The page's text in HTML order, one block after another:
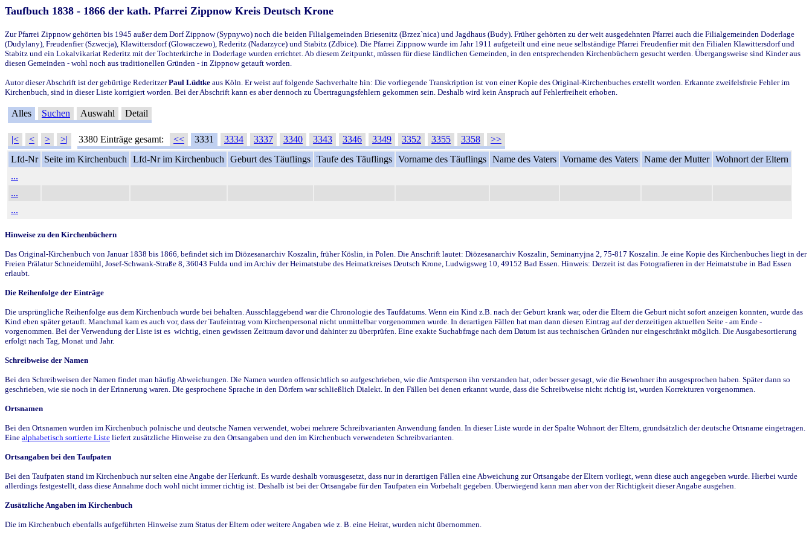
Taufbuch 1838 - 1866 der kath. Pfarrei Zippnow Kreis Deutsch Krone
Zur Pfarrei Zippnow gehörten bis 1945 außer dem Dorf Zippnow (Sypnywo) noch die beiden Filialgemeinden Briesenitz (Brzez`nica) und Jagdhaus (Budy). Früher gehörten zu der weit ausgedehnten Pfarrei auch die Filialgemeinden Doderlage
(Dudylany), Freudenfier (Szwecja), Klawittersdorf (Glowaczewo), Rederitz (Nadarzyce) und Stabitz (Zdbice). Die Pfarrei Zippnow wurde im Jahr 1911 aufgeteilt und eine neue selbständige Pfarrei Freudenfier mit den Filialen Klawittersdorf und
Stabitz und ein Lokalvikariat Rederitz mit der Tochterkirche in Doderlage wurden errichtet. Ab diesem Zeitpunkt, müssen für diese ländlichen Gemeinden, in den entsprechenden Kirchenbüchern gesucht werden. Übergangsweise sind Kinder aus
diesen Gemeinden - wohl noch aus traditionellen Gründen - in Zippnow getauft worden.
Autor dieser Abschrift ist der gebürtige RederitzerPaul Lüdtke aus Köln. Er weist auf folgende Sachverhalte hin: Die vorliegende Transkription ist von einer Kopie des Original-Kirchenbuches erstellt worden. Erkannte zweifelsfreie Fehler im
Kirchenbuch, sind in dieser Liste korrigiert worden. Bei der Abschrift kann es aber dennoch zu Übertragungsfehlern gekommen sein. Deshalb wird kein Anspruch auf Fehlerfreiheit erhoben.
Alles Suchen Auswahl Detail
|< < > >| 3380 Einträge gesamt: << 3331 3334 3337 3340 3343 3346 3349 3352 3355 3358
>>
Lfd-Nr
Seite im Kirchenbuch Lfd-Nr im Kirchenbuch Geburt des Täuflings Taufe des Täuflings Vorname des Täuflings Name des Vaters Vorname des Vaters Name der Mutter Wohnort der Eltern
...
...
...
Hinweise zu den Kirchenbüchern
Das Original-Kirchenbuch von Januar 1838 bis 1866, befindet sich im Diözesanarchiv Koszalin, früher Köslin, in Polen. Die Anschrift lautet: Diözesanarchiv Koszalin, Seminarryjna 2, 75-817 Koszalin. Je eine Kopie des Kirchenbuches liegt in der
Freien Prälatur Schneidemühl, Josef-Schwank-Straße 8, 36043 Fulda und im Archiv der Heimatstube des Heimatkreises Deutsch Krone, Ludwigsweg 10, 49152 Bad Essen. Hinweis: Derzeit ist das Fotografieren in der Heimatstube in Bad Essen
erlaubt.
Die Reihenfolge der Einträge
Die ursprüngliche Reihenfolge aus dem Kirchenbuch wurde bei behalten. Ausschlaggebend war die Chronologie des Taufdatums. Wenn ein Kind z.B. nach der Geburt krank war, oder die Eltern die Geburt nicht sofort anzeigen konnten, wurde das
Kind eben später getauft. Manchmal kam es auch vor, dass der Taufeintrag vom Kirchenpersonal nicht unmittelbar vorgenommen wurde. In derartigen Fällen hat man dann diesen Eintrag auf der derzeitigen aktuellen Seite - am Ende -
vorgenommen. Bei der Verwendung der Liste ist es wichtig, einen gewissen Zeitraum davor und dahinter zu überprüfen. Eine exakte Suchabfrage nach dem Datum ist aus technischen Gründen nur eingeschränkt möglich. Die Ausgabesortierung
erfolgt nach Tag, Monat und Jahr.
Schreibweise der Namen
Bei den Schreibweisen der Namen findet man häufig Abweichungen. Die Namen wurden offensichtlich so aufgeschrieben, wie die Amtsperson ihn verstanden hat, oder besser gesagt, wie die Bewohner ihn ausgesprochen haben. Später dann so
geschrieben, wie sie noch in der Erinnerung waren. Die gesprochene Sprache in den Dörfern war schließlich Dialekt. In den Fällen bei denen erkannt wurde, dass die Schreibweise nicht richtig ist, wurden Korrekturen vorgenommen.
Ortsnamen
Bei den Ortsnamen wurden im Kirchenbuch polnische und deutsche Namen verwendet, wobei mehrere Schreibvarianten Anwendung fanden. In dieser Liste wurde in der Spalte Wohnort der Eltern, grundsätzlich der deutsche Ortsname eingetragen.
Eine alphabetisch sortierte Liste liefert zusätzliche Hinweise zu den Ortsangaben und den im Kirchenbuch verwendeten Schreibvarianten.
Ortsangaben bei den Taufpaten
Bei den Taufpaten stand im Kirchenbuch nur selten eine Angabe der Herkunft. Es wurde deshalb vorausgesetzt, dass nur in derartigen Fällen eine Abweichung zur Ortsangabe der Eltern vorliegt, wenn diese auch angegeben wurde. Hierbei wurde
allerdings festgestellt, dass diese Annahme doch wohl nicht immer richtig ist. Deshalb ist bei der Ortsangabe für den Taufpaten ein Vorbehalt gegeben. Überwiegend kann man aber von der Richtigkeit dieser Angabe ausgehen.
Zusätzliche Angaben im Kirchenbuch
Die im Kirchenbuch ebenfalls aufgeführten Hinweise zum Status der Eltern oder weitere Angaben wie z. B. eine Heirat, wurden nicht übernommen.